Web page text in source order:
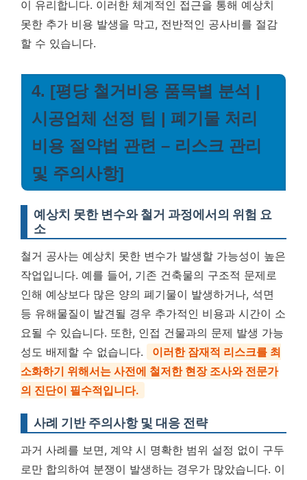
이 유리합니다. 이러한 체계적인 접근을 통해 예상치
못한 추가 비용 발생을 막고, 전반적인 공사비를 절감
할 수 있습니다.
4. [평당 철거비용 품목별 분석 |
시공업체 선정 팁 | 폐기물 처리
비용 절약법 관련 – 리스크 관리
및 주의사항]
예상치 못한 변수와 철거 과정에서의 위험 요
소
철거 공사는 예상치 못한 변수가 발생할 가능성이 높은
작업입니다. 예를 들어, 기존 건축물의 구조적 문제로
인해 예상보다 많은 양의 폐기물이 발생하거나, 석면
등 유해물질이 발견될 경우 추가적인 비용과 시간이 소
요될 수 있습니다. 또한, 인접 건물과의 문제 발생 가능
성도 배제할 수 없습니다.
이러한 잠재적 리스크를 최
소화하기 위해서는 사전에 철저한 현장 조사와 전문가
의 진단이 필수적입니다.
사례 기반 주의사항 및 대응 전략
과거 사례를 보면, 계약 시 명확한 범위 설정 없이 구두
로만 합의하여 분쟁이 발생하는 경우가 많았습니다. 이